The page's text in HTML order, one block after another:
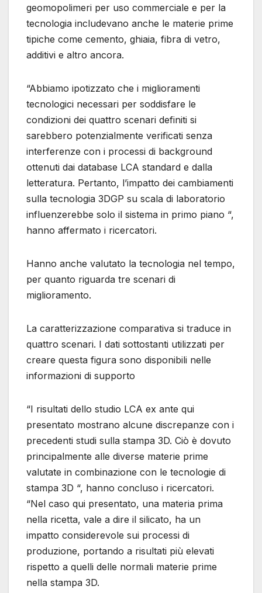
geomopolimeri per uso commerciale e per la
tecnologia includevano anche le materie prime
tipiche come cemento, ghiaia, fibra di vetro,
additivi e altro ancora.
“Abbiamo ipotizzato che i miglioramenti
tecnologici necessari per soddisfare le
condizioni dei quattro scenari definiti si
sarebbero potenzialmente verificati senza
interferenze con i processi di background
ottenuti dai database LCA standard e dalla
letteratura. Pertanto, l’impatto dei cambiamenti
sulla tecnologia 3DGP su scala di laboratorio
influenzerebbe solo il sistema in primo piano “,
hanno affermato i ricercatori.
Hanno anche valutato la tecnologia nel tempo,
per quanto riguarda tre scenari di
miglioramento.
La caratterizzazione comparativa si traduce in
quattro scenari. I dati sottostanti utilizzati per
creare questa figura sono disponibili nelle
informazioni di supporto
“I risultati dello studio LCA ex ante qui
presentato mostrano alcune discrepanze con i
precedenti studi sulla stampa 3D. Ciò è dovuto
principalmente alle diverse materie prime
valutate in combinazione con le tecnologie di
stampa 3D “, hanno concluso i ricercatori.
“Nel caso qui presentato, una materia prima
nella ricetta, vale a dire il silicato, ha un
impatto considerevole sui processi di
produzione, portando a risultati più elevati
rispetto a quelli delle normali materie prime
nella stampa 3D.